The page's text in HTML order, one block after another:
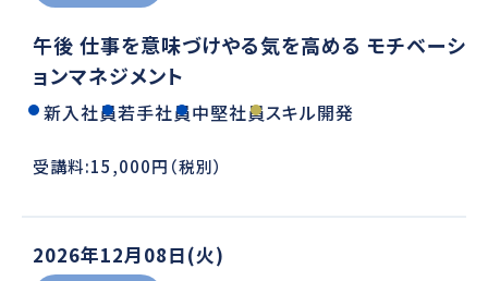
午後 仕事を意味づけやる気を高める モチベーシ
ョンマネジメント
新入社員若手社員中堅社員スキル開発
受講料:15,000円（税別）
2026年12月08日(火)